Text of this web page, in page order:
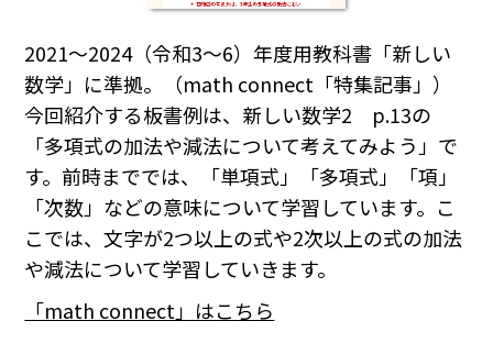
2021～2024（令和3～6）年度用教科書「新しい
数学」に準拠。（math connect「特集記事」）
今回紹介する板書例は、新しい数学2 p.13の
「多項式の加法や減法について考えてみよう」で
す。前時まででは、「単項式」「多項式」「項」
「次数」などの意味について学習しています。こ
こでは、文字が2つ以上の式や2次以上の式の加法
や減法について学習していきます。
「math connect」はこちら